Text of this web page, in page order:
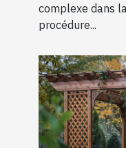
complexe dans
procédure...